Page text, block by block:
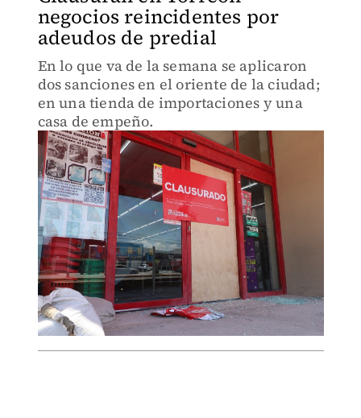
negocios reincidentes por
adeudos de predial
En lo que va de la semana se aplicaron
dos sanciones en el oriente de la ciudad;
en una tienda de importaciones y una
casa de empeño.